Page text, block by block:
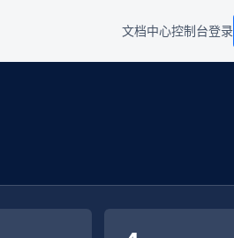
文档中心控制台登录